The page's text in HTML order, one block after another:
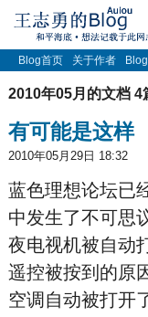
Blog首页 关于作者
2010年05月的文档 4
有可能是这样
2010年05月29日 18:32
蓝色理想论坛已
中发生了不可思
夜电视机被自动
遥控被按到的原
空调自动被打开